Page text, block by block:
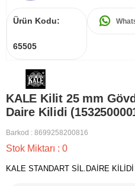
Ürün Kodu:
65505
KALE Kilit 25 mm
Daire Kilidi
Barkod : 8699258200816
Stok Miktarı : 0
KALE STANDART SİL.DAİRE